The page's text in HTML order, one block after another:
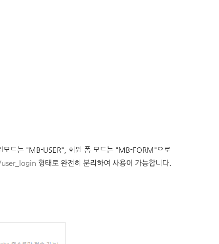
모드는 "MB-USER", 회원 폼 모드는 "MB-FORM"으로
형태로 완전히 분리하여 사용이 가능합니다.